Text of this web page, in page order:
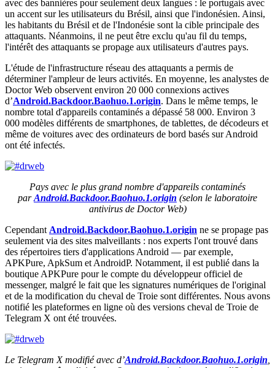
avec des bannières pour seulement deux langues : le portugais avec
un accent sur les utilisateurs du Brésil, ainsi que l'indonésien. Ainsi,
les habitants du Brésil et de l'Indonésie sont la cible principale des
attaquants. Néanmoins, il ne peut être exclu qu'au fil du temps,
l'intérêt des attaquants se propage aux utilisateurs d'autres pays.
L'étude de l'infrastructure réseau des attaquants a permis de
déterminer l'ampleur de leurs activités. En moyenne, les analystes de
Doctor Web observent environ 20 000 connexions actives
d’Android.Backdoor.Baohuo.1.origin. Dans le même temps, le
nombre total d'appareils contaminés a dépassé 58 000. Environ 3
000 modèles différents de smartphones, de tablettes, de décodeurs et
même de voitures avec des ordinateurs de bord basés sur Android
ont été infectés.
Pays avec le plus grand nombre d'appareils contaminés
parAndroid.Backdoor.Baohuo.1.origin (selon le laboratoire
antivirus de Doctor Web)
Cependant Android.Backdoor.Baohuo.1.origin ne se propage pas
seulement via des sites malveillants : nos experts l'ont trouvé dans
des répertoires tiers d'applications Android — par exemple,
APKPure, ApkSum et AndroidP. Notamment, il est publié dans la
boutique APKPure pour le compte du développeur officiel de
messenger, malgré le fait que les signatures numériques de l'original
et de la modification du cheval de Troie sont différentes. Nous avons
notifié les plateformes en ligne où des versions cheval de Troie de
Telegram X ont été trouvées.
Le Telegram X modifié avec d’Android.Backdoor.Baohuo.1.origin